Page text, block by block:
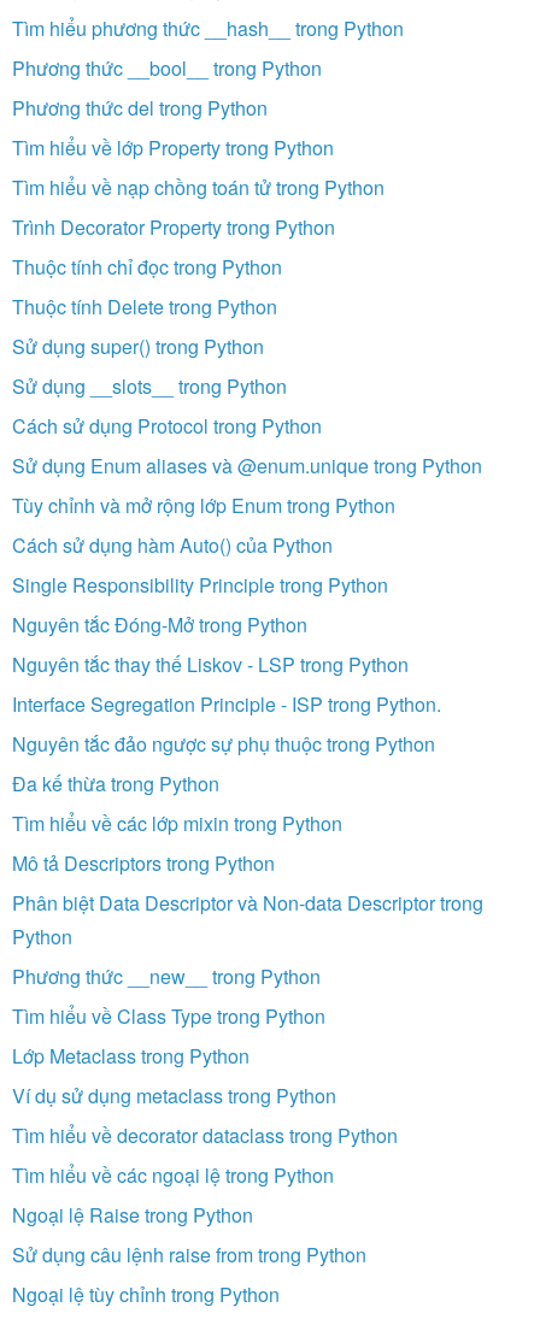
Tìm hiểu phương thức __hash__ trong Python
Phương thức __bool__ trong Python
Phương thức del trong Python
Tìm hiểu về lớp Property trong Python
Tìm hiểu về nạp chồng toán tử trong Python
Trình Decorator Property trong Python
Thuộc tính chỉ đọc trong Python
Thuộc tính Delete trong Python
Sử dụng super() trong Python
Sử dụng __slots__ trong Python
Cách sử dụng Protocol trong Python
Sử dụng Enum aliases và @enum.unique trong Python
Tùy chỉnh và mở rộng lớp Enum trong Python
Cách sử dụng hàm Auto() của Python
Single Responsibility Principle trong Python
Nguyên tắc Đóng-Mở trong Python
Nguyên tắc thay thế Liskov - LSP trong Python
Interface Segregation Principle - ISP trong Python.
Nguyên tắc đảo ngược sự phụ thuộc trong Python
Đa kế thừa trong Python
Tìm hiểu về các lớp mixin trong Python
Mô tả Descriptors trong Python
Phân biệt Data Descriptor và Non-data Descriptor trong
Python
Phương thức __new__ trong Python
Tìm hiểu về Class Type trong Python
Lớp Metaclass trong Python
Ví dụ sử dụng metaclass trong Python
Tìm hiểu về decorator dataclass trong Python
Tìm hiểu về các ngoại lệ trong Python
Ngoại lệ Raise trong Python
Sử dụng câu lệnh raise from trong Python
Ngoại lệ tùy chỉnh trong Python